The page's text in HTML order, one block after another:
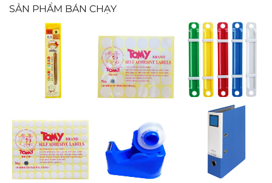
SẢN PHẨM BÁN CHẠY
Ruột chì Yoyo
05
Nhãn decal
Tomy 118
(Ø30mm)
Kẹp acco nhựa
Nhãn decal
Tomy 116
(Ø18mm)
Cắt keo Xukiva
186 – Nhỏ
Bìa còng King
Jim A4 7cm –
2695